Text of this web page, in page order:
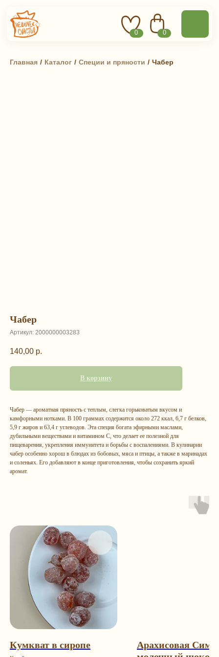
Главная / Каталог / Специи и пряности / Чабер
Чабер
Артикул: 2000000003283
140,00 р.
В корзину
Чабер — ароматная пряность с теплым, слегка горьковатым вкусом и
камфорными нотками. В 100 граммах содержится около 272 ккал, 6,7 г белков,
5,9 г жиров и 63,4 г углеводов. Эта специя богата эфирными маслами,
дубильными веществами и витамином C, что делает ее полезной для
пищеварения, укрепления иммунитета и борьбы с воспалениями. В кулинарии
чабер особенно хорош в блюдах из бобовых, мяса и птицы, а также в маринадах
и соленьях. Его добавляют в конце приготовления, чтобы сохранить яркий
аромат.
Кумкват в сиропе
Арахисовая
Подарочные наборы +7 (993) 989-23-23
Каталог
Остались
вопрос
ы?
Контакты